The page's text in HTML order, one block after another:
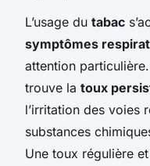
L’usage du tabac
symptômes
attention
trouve la toux
l’irritation des voies
substances
Une toux régulière